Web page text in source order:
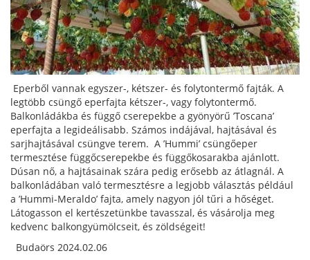
Eperből vannak egyszer-, kétszer- és folytontermő fajták. A
legtöbb csüngő eperfajta kétszer-, vagy folytontermő.
Balkonládákba és függő cserepekbe a gyönyörű ’Toscana’
eperfajta a legideálisabb. Számos indájával, hajtásával és
sarjhajtásával csüngve terem. A ’Hummi’ csüngőeper
termesztése függőcserepekbe és függőkosarakba ajánlott.
Dúsan nő, a hajtásainak szára pedig erősebb az átlagnál. A
balkonládában való termesztésre a legjobb választás például
a ’Hummi-Meraldo’ fajta, amely nagyon jól tűri a hőséget.
Látogasson el kertészetünkbe tavasszal, és vásárolja meg
kedvenc balkongyümölcseit, és zöldségeit!
Budaörs 2024.02.06